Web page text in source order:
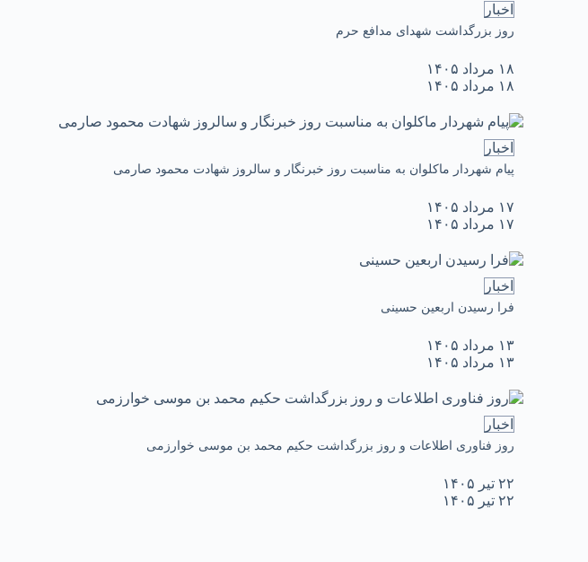
اخبار
روز بزرگداشت شهدای مدافع حرم
۱۸ مرداد ۱۴۰۵
۱۸ مرداد ۱۴۰۵
اخبار
پیام شهردار ماکلوان به مناسبت روز خبرنگار و سالروز شهادت محمود صارمی
۱۷ مرداد ۱۴۰۵
۱۷ مرداد ۱۴۰۵
اخبار
فرا رسیدن اربعین حسینی
۱۳ مرداد ۱۴۰۵
۱۳ مرداد ۱۴۰۵
اخبار
روز فناوری اطلاعات و روز بزرگداشت حکیم محمد بن موسی خوارزمی
۲۲ تیر ۱۴۰۵
۲۲ تیر ۱۴۰۵